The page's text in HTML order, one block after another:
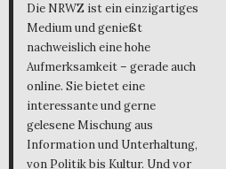
Die NRWZ ist ein einzigartiges
Medium und genießt
nachweislich eine hohe
Aufmerksamkeit – gerade auch
online. Sie bietet eine
interessante und gerne
gelesene Mischung aus
Information und Unterhaltung,
von Politik bis Kultur. Und vor